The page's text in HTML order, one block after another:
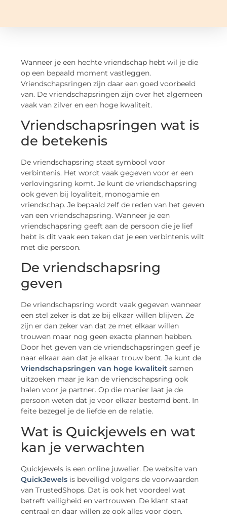
Wanneer je een hechte vriendschap hebt wil je die
op een bepaald moment vastleggen.
Vriendschapsringen zijn daar een goed voorbeeld
van. De vriendschapsringen zijn over het algemeen
vaak van zilver en een hoge kwaliteit.
Vriendschapsringen wat is
de betekenis
De vriendschapsring staat symbool voor
verbintenis. Het wordt vaak gegeven voor er een
verlovingsring komt. Je kunt de vriendschapsring
ook geven bij loyaliteit, monogamie en
vriendschap. Je bepaald zelf de reden van het geven
van een vriendschapsring. Wanneer je een
vriendschapsring geeft aan de persoon die je lief
hebt is dit vaak een teken dat je een verbintenis wilt
met die persoon.
De vriendschapsring
geven
De vriendschapsring wordt vaak gegeven wanneer
een stel zeker is dat ze bij elkaar willen blijven. Ze
zijn er dan zeker van dat ze met elkaar willen
trouwen maar nog geen exacte plannen hebben.
Door het geven van de vriendschapsringen geef je
naar elkaar aan dat je elkaar trouw bent. Je kunt de
Vriendschapsringen van hoge kwaliteit samen
uitzoeken maar je kan de vriendschapsring ook
halen voor je partner. Op die manier laat je de
persoon weten dat je voor elkaar bestemd bent. In
feite bezegel je de liefde en de relatie.
Wat is Quickjewels en wat
kan je verwachten
Quickjewels is een online juwelier. De website van
QuickJewels is beveiligd volgens de voorwaarden
van TrustedShops. Dat is ook het voordeel wat
betreft veiligheid en vertrouwen. De klant staat
centraal en daar willen ze ook alles voor doen.